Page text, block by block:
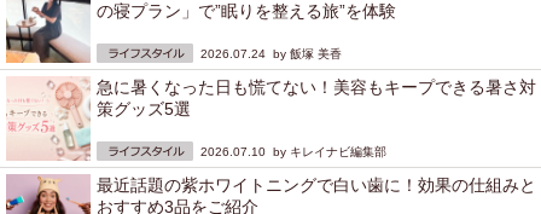
の寝プラン」で”眠りを整える旅”を体験
2026.07.24 by 飯塚 美香
急に暑くなった日も慌てない！美容もキープできる暑さ対
策グッズ5選
2026.07.10 by キレイナビ編集部
最近話題の紫ホワイトニングで白い歯に！効果の仕組みと
おすすめ3品をご紹介